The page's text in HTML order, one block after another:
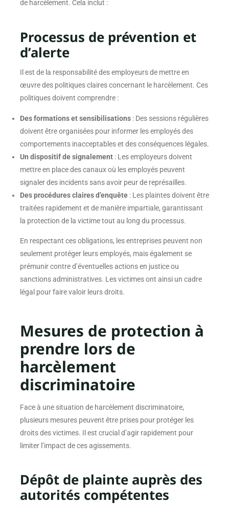
de harcèlement. Cela inclut :
Processus de prévention et
d’alerte
Il est de la responsabilité des employeurs de mettre en
œuvre des politiques claires concernant le harcèlement. Ces
politiques doivent comprendre :
Des formations et sensibilisations: Des sessions régulières
doivent être organisées pour informer les employés des
comportements inacceptables et des conséquences légales.
Un dispositif de signalement: Les employeurs doivent
mettre en place des canaux où les employés peuvent
signaler des incidents sans avoir peur de représailles.
Des procédures claires d’enquête: Les plaintes doivent être
traitées rapidement et de manière impartiale, garantissant
la protection de la victime tout au long du processus.
En respectant ces obligations, les entreprises peuvent non
seulement protéger leurs employés, mais également se
prémunir contre d’éventuelles actions en justice ou
sanctions administratives. Les victimes ont ainsi un cadre
légal pour faire valoir leurs droits.
Mesures de protection à
prendre lors de
harcèlement
discriminatoire
Face à une situation de harcèlement discriminatoire,
plusieurs mesures peuvent être prises pour protéger les
droits des victimes. Il est crucial d’agir rapidement pour
limiter l’impact de ces agissements.
Dépôt de plainte auprès des
autorités compétentes